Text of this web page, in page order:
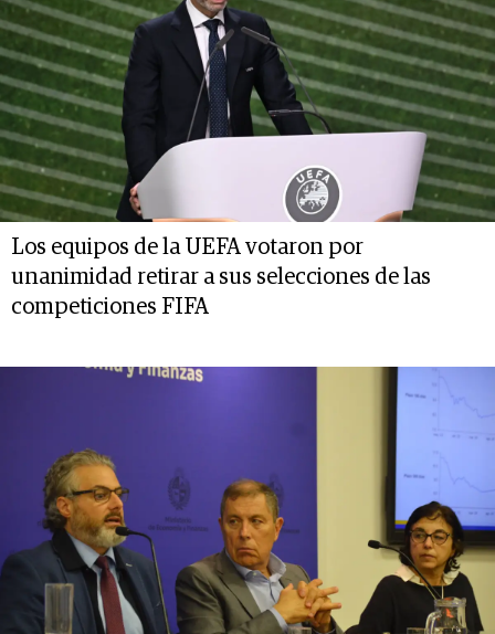
Los equipos de la UEFA votaron por
unanimidad retirar a sus selecciones de las
competiciones FIFA